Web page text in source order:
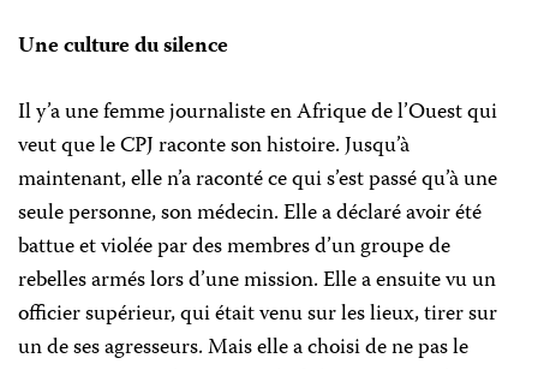
Une culture du silence
Il y’a une femme journaliste en Afrique de l’Ouest qui
veut que le CPJ raconte son histoire. Jusqu’à
maintenant, elle n’a raconté ce qui s’est passé qu’à une
seule personne, son médecin. Elle a déclaré avoir été
battue et violée par des membres d’un groupe de
rebelles armés lors d’une mission. Elle a ensuite vu un
officier supérieur, qui était venu sur les lieux, tirer sur
un de ses agresseurs. Mais elle a choisi de ne pas le